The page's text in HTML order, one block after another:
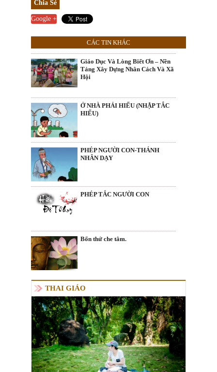
Chia Sẻ
Google +
CÁC TIN KHÁC
Giáo Dục Và Lòng Biết Ơn – Nền
Tảng Xây Dựng Nhân Cách Và Xã
Hội
Ở NHÀ PHẢI HIẾU (NHẬP TẮC
HIẾU)
PHÉP NGƯỜI CON-THÁNH
NHÂN DẠY
PHÉP TẮC NGƯỜI CON
Bốn thứ che tâm.
THAI GIÁO